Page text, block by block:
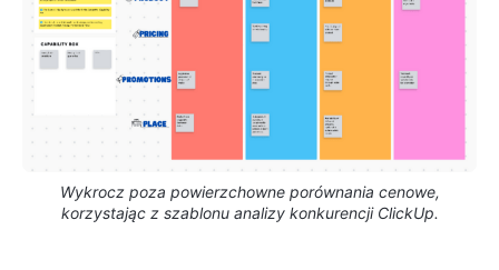
Wykrocz poza powierzchowne porównania cenowe,
korzystając z szablonu analizy konkurencji ClickUp.